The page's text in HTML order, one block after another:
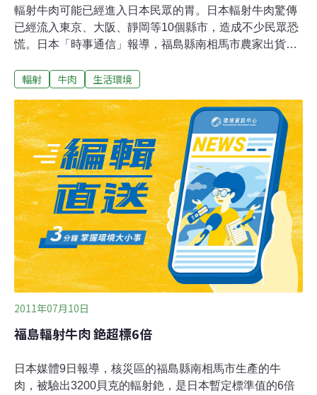
輻射牛肉可能已經進入日本民眾的胃。日本輻射牛肉驚傳
已經流入東京、大阪、靜岡等10個縣市，造成不少民眾恐
慌。日本「時事通信」報導，福島縣南相馬市農家出貨的
貨的6頭牛中，驗出2頭分別含有3400貝克與2200貝克的
這6頭牛和之前的11頭輻射牛飼養在同一個農場。東京都
聲明表示，6頭牛已經流入東京、大阪、靜岡等10個縣
市，其中驗出含3400貝克輻射銫的牛，可能有部分肉品已
經進入消費者肚子裡，驗出2200貝克的牛肉目前仍由肉商
保管，未流入市面。
輻射 牛肉 生活環境
2011年07月10日
福島輻射牛肉 銫超標6倍
日本媒體9日報導，核災區的福島縣南相馬市生產的牛
肉，被驗出3200貝克的輻射銫，是日本暫定標準值的6倍